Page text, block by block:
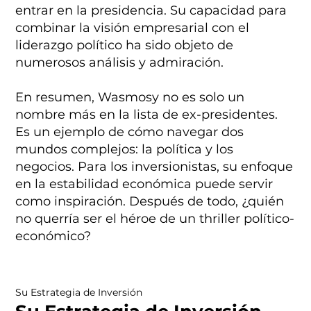
Su Estrategia de Inversión
entrar en la presidencia. Su capacidad para
combinar la visión empresarial con el
liderazgo político ha sido objeto de
numerosos análisis y admiración.
En resumen, Wasmosy no es solo un
nombre más en la lista de ex-presidentes.
Es un ejemplo de cómo navegar dos
mundos complejos: la política y los
negocios. Para los inversionistas, su enfoque
en la estabilidad económica puede servir
como inspiración. Después de todo, ¿quién
no querría ser el héroe de un thriller político-
económico?